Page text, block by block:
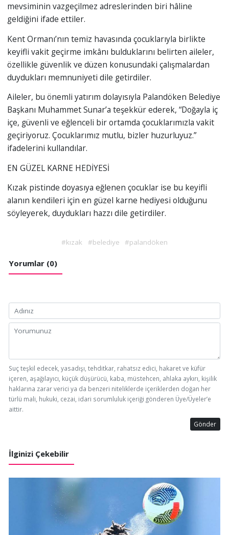
mevsiminin vazgeçilmez adreslerinden biri hâline
geldiğini ifade ettiler.
Kent Ormanı’nın temiz havasında çocuklarıyla birlikte
keyifli vakit geçirme imkânı bulduklarını belirten aileler,
özellikle güvenlik ve düzen konusundaki çalışmalardan
duydukları memnuniyeti dile getirdiler.
Aileler, bu önemli yatırım dolayısıyla Palandöken Belediye
Başkanı Muhammet Sunar’a teşekkür ederek, “Doğayla iç
içe, güvenli ve eğlenceli bir ortamda çocuklarımızla vakit
geçiriyoruz. Çocuklarımız mutlu, bizler huzurluyuz.”
ifadelerini kullandılar.
EN GÜZEL KARNE HEDİYESİ
Kızak pistinde doyasıya eğlenen çocuklar ise bu keyifli
alanın kendileri için en güzel karne hediyesi olduğunu
söyleyerek, duydukları hazzı dile getirdiler.
#kızak #belediye #palandöken
Yorumlar (0)
Suç teşkil edecek, yasadışı, tehditkar, rahatsız edici, hakaret ve küfür
içeren, aşağılayıcı, küçük düşürücü, kaba, müstehcen, ahlaka aykırı, kişilik
haklarına zarar verici ya da benzeri niteliklerde içeriklerden doğan her
türlü mali, hukuki, cezai, idari sorumluluk içeriği gönderen Üye/Üyeler’e
aittir.
Gönder
İlginizi Çekebilir